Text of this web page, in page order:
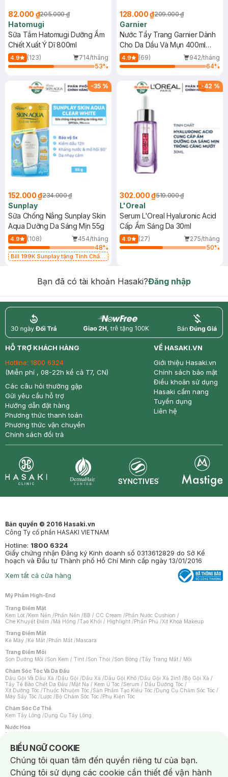
82.000 ₫205.000 ₫
Hatomugi
Sữa Tắm Hatomugi Dưỡng Ẩm
Chiết Xuất Ý Dĩ 800ml
4.9 (123)
714/tháng
53%
128.000 ₫209.000 ₫
Garnier
Nước Tẩy Trang Garnier Dành
Cho Da Dầu Và Mụn 400ml
(Mới)
4.9 (69)
942/tháng
64%
-35 %
152.000 ₫234.000 ₫
Sunplay
Sữa Chống Nắng Sunplay Skin
Aqua Dưỡng Da Sáng Mịn 55g
4.9 (108)
454/tháng
48%
Bill 199K Sunplay tặng Tinh Chất
-42 %
302.000 ₫519.000 ₫
L'Oreal
Serum L'Oreal Hyaluronic Acid
Cấp Ẩm Sáng Da 30ml
4.9 (27)
275/tháng
50%
Bạn đã có tài khoản Hasaki?Đăng nhập
return nowfree price
HỖ TRỢ KHÁCH HÀNG
Hotline: 1800 6324
(Miễn phí , 08-22h kể cả T7, CN)
Các câu hỏi thường gặp
Gửi yêu cầu hỗ trợ
Hướng dẫn đặt hàng
Phương thức thanh toán
Phương thức vận chuyển
Chính sách đổi trả
VỀ HASAKI.VN
Giới thiệu Hasaki.vn
Chính sách bảo mật
Điều khoản sử dụng
Hasaki cẩm nang
Tuyển dụng
Liên hệ
Bản quyền © 2016 Hasaki.vn
Công Ty cổ phần HASAKI VIETNAM
Hotline: 1800 6324
Giấy chứng nhận Đăng ký Kinh doanh số 0313612829 do Sở Kế
hoạch và Đầu tư Thành phố Hồ Chí Minh cấp ngày 13/01/2016
Xem tất cả cửa hàng
Mỹ Phẩm High-End
Trang Điểm Mặt
Kem Lót /Kem Nền /Phấn Nền /BB / CC Cream /Phấn Nước Cushion /
Che Khuyết Điểm /Má Hồng /Tạo Khối / Highlight /Phấn Phủ /Xịt Khoá Makeup
Trang Điểm Mắt
Kẻ Mày /Kẻ Mắt /Phấn Mắt /Mascara
Trang Điểm Môi
Son Dưỡng Môi /Son Kem / Tint /Son Thỏi /Son Bóng /Tẩy Trang Mắt / Môi
Chăm Sóc Tóc Và Da Đầu
Dầu Gội Và Dầu Xả /Dầu Gội /Dầu Xả /Dầu Gội Khô /Dầu Gội Xả 2in1 /Bộ Gội Xả /
Tẩy Tế Bào Chết Da Đầu /Mặt Nạ / Kem Ủ Tóc /Serum / Dầu Dưỡng Tóc /
Xịt Dưỡng Tóc /Thuốc Nhuộm Tóc /Sản Phẩm Tạo Kiểu Tóc /Dụng Cụ Chăm Sóc Tóc /
Máy Sấy Tóc /Lược /Bộ Chăm Sóc Tóc /Phụ Kiện Tóc
Chăm Sóc Cơ Thể
Kem Tẩy Lông /Dụng Cụ Tẩy Lông
Nước Hoa
Nước Hoa Nữ
Chăm Sóc Cá Nhân
Chống Muỗi /Khẩu Trang /Máy Massage/Mặt Nạ Xông Hơi /Nước Rửa Tay/
Sản Phẩm Chăm Sóc Khác /Bàn Chải Đánh Răng /Bàn Chải Điện/
Hỗ Trợ Trắng Răng/Kem Đánh Răng /Máy Tăm Nước/ Nước Súc Miệng/
BIỂU NGỮ COOKIE
Notice about cookies usage
Chúng tôi quan tâm đến quyền riêng tư của bạn.
Chúng tôi sử dụng các cookie cần thiết để vận hành